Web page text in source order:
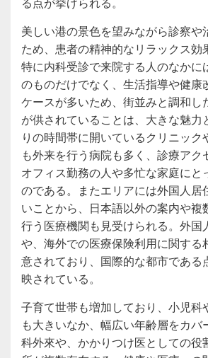
美しい港の景色を望みながら診察や
ため、患者の精神的なリラックス効
特に内科受診で来院する人のなかに
のものだけでなく、生活指導や健康
ケースが多いため、街並みと調和し
が供されていることは、大きな魅力
りの時間帯に開いているクリニック
も外来を行う病院も多く、診療アク
オフィス勤務の人や多忙な家庭にと
のである。またエリアには外国人居
いことから、日本語以外の案内や複
行う医療機関も見受けられる。外国
や、海外での医療保険利用に関する
意されており、国際的な都市である
映されている。
子育て世帯も増加しており、小児科
も大きいなか、幅広い年齢層をカバ
科外來や、かかりつけ医としての役